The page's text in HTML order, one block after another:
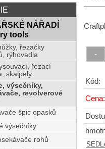
Kód:
Cena:
NÁŘADÍ
tools
řezačky
rýhovadla
řezací
skalpely
výsečníky,
revolverové
špic opasků
výsečníky
rohů